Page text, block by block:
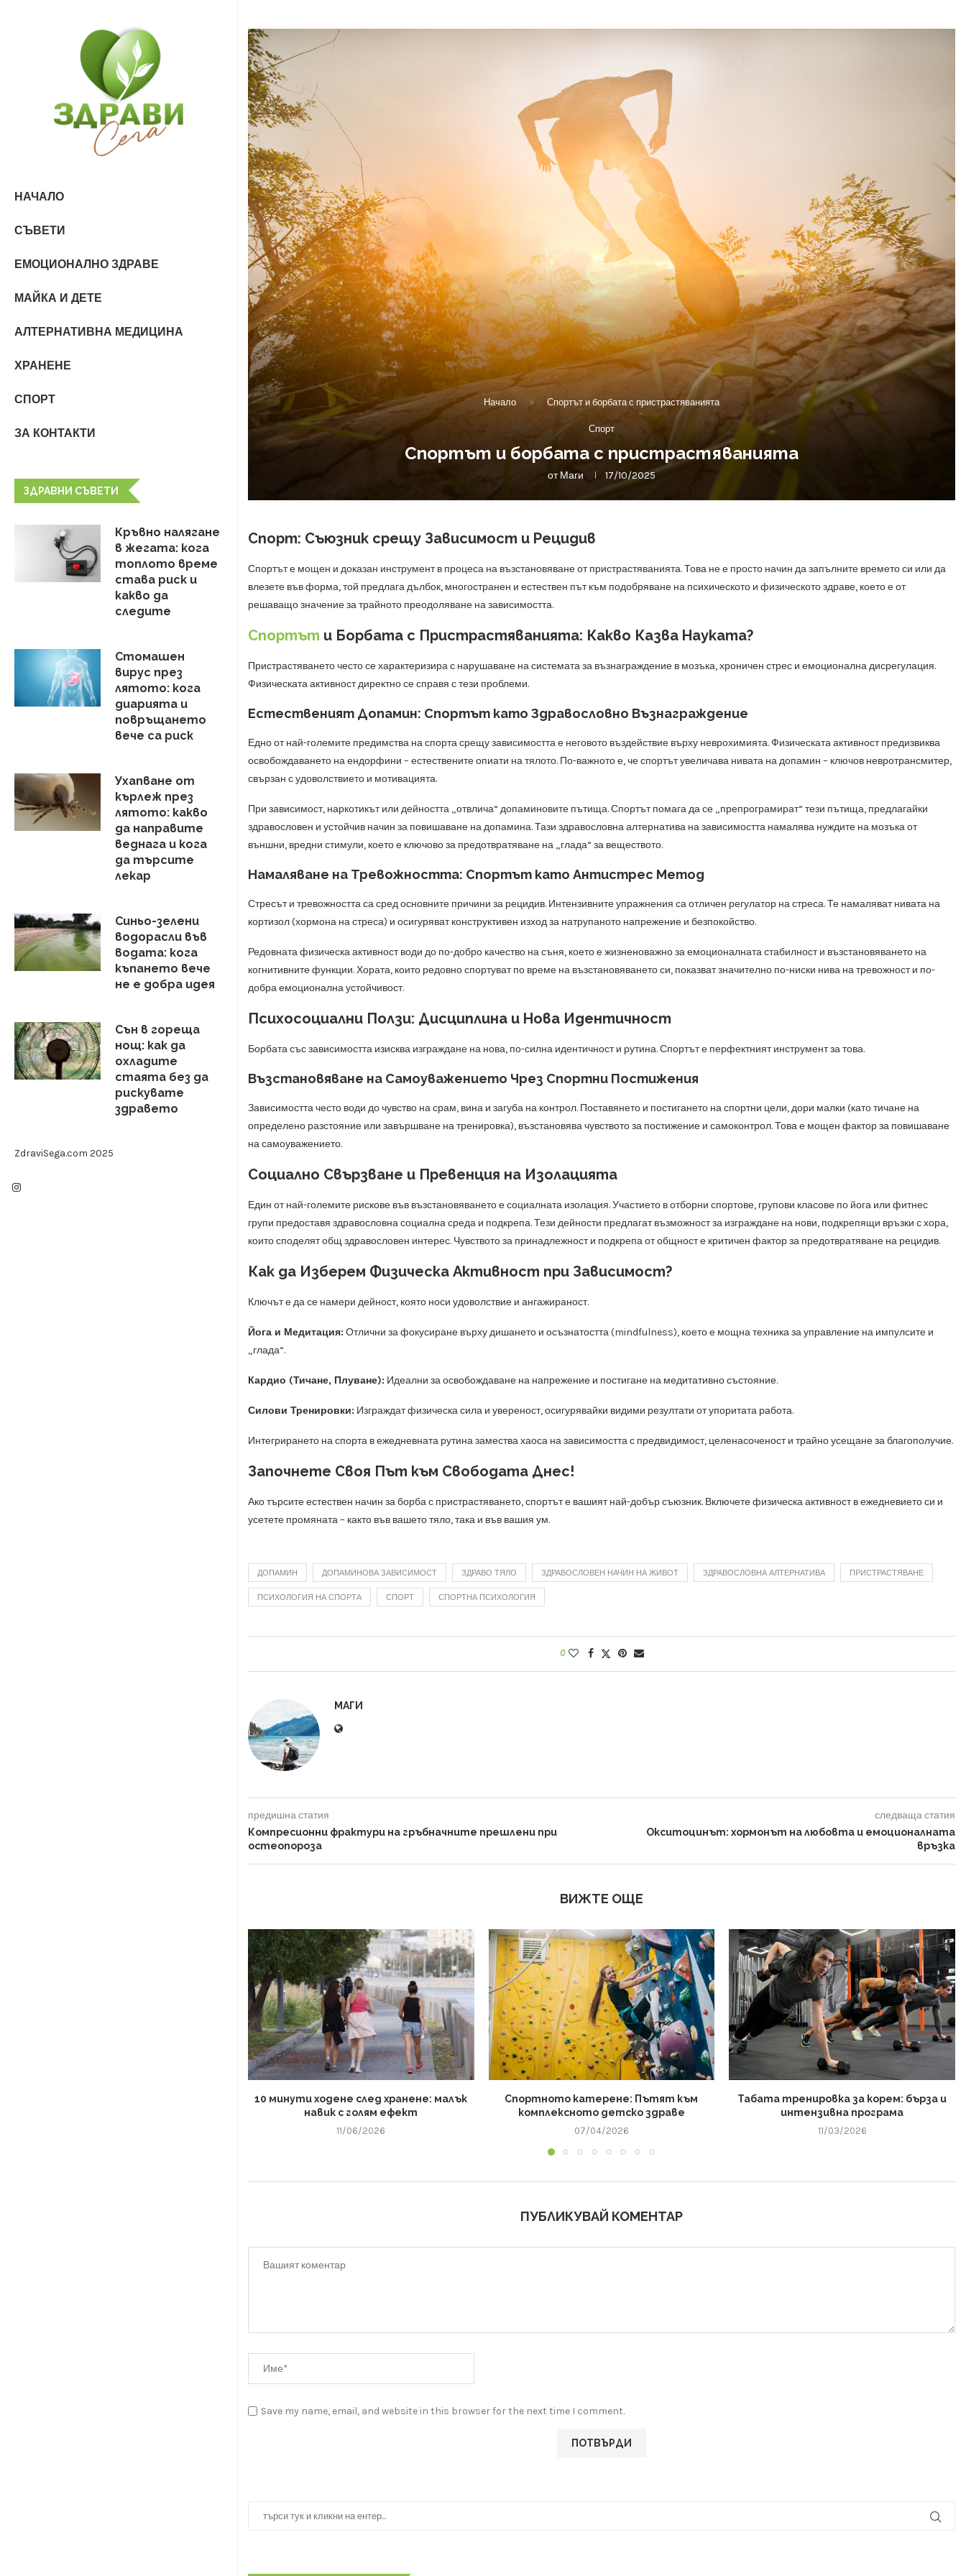
НАЧАЛО
СЪВЕТИ
ЕМОЦИОНАЛНО ЗДРАВЕ
МАЙКА И ДЕТЕ
АЛТЕРНАТИВНА МЕДИЦИНА
ХРАНЕНЕ
СПОРТ
ЗА КОНТАКТИ
ЗДРАВНИ СЪВЕТИ
Кръвно налягане
в жегата: кога
топлото време
става риск и
какво да
следите
Стомашен
вирус през
лятото: кога
диарията и
повръщането
вече са риск
Ухапване от
кърлеж през
лятото: какво
да направите
веднага и кога
да търсите
лекар
Синьо-зелени
водорасли във
водата: кога
къпането вече
не е добра идея
Сън в гореща
нощ: как да
охладите
стаята без да
рискувате
здравето
ZdraviSega.com 2025
Начало » Спортът и борбата с пристрастяванията
Спорт
Спортът и борбата с пристрастяванията
отМаги 17/10/2025
Спорт: Съюзник срещу Зависимост и Рецидив
Спортът е мощен и доказан инструмент в процеса на възстановяване от пристрастяванията. Това не е просто начин да запълните времето си или да
влезете във форма, той предлага дълбок, многостранен и естествен път към подобряване на психическото и физическото здраве, което е от
решаващо значение за трайното преодоляване на зависимостта.
Спортът и Борбата с Пристрастяванията: Какво Казва Науката?
Пристрастяването често се характеризира с нарушаване на системата за възнаграждение в мозъка, хроничен стрес и емоционална дисрегулация.
Физическата активност директно се справя с тези проблеми.
Естественият Допамин: Спортът като Здравословно Възнаграждение
Едно от най-големите предимства на спорта срещу зависимостта е неговото въздействие върху неврохимията. Физическата активност предизвиква
освобождаването на ендорфини – естествените опиати на тялото. По-важното е, че спортът увеличава нивата на допамин – ключов невротрансмитер,
свързан с удоволствието и мотивацията.
При зависимост, наркотикът или дейността „отвлича“ допаминовите пътища. Спортът помага да се „препрограмират“ тези пътища, предлагайки
здравословен и устойчив начин за повишаване на допамина. Тази здравословна алтернатива на зависимостта намалява нуждите на мозъка от
външни, вредни стимули, което е ключово за предотвратяване на „глада“ за веществото.
Намаляване на Тревожността: Спортът като Антистрес Метод
Стресът и тревожността са сред основните причини за рецидив. Интензивните упражнения са отличен регулатор на стреса. Те намаляват нивата на
кортизол (хормона на стреса) и осигуряват конструктивен изход за натрупаното напрежение и безпокойство.
Редовната физическа активност води до по-добро качество на съня, което е жизненоважно за емоционалната стабилност и възстановяването на
когнитивните функции. Хората, които редовно спортуват по време на възстановяването си, показват значително по-ниски нива на тревожност и по-
добра емоционална устойчивост.
Психосоциални Ползи: Дисциплина и Нова Идентичност
Борбата със зависимостта изисква изграждане на нова, по-силна идентичност и рутина. Спортът е перфектният инструмент за това.
Възстановяване на Самоуважението Чрез Спортни Постижения
Зависимостта често води до чувство на срам, вина и загуба на контрол. Поставянето и постигането на спортни цели, дори малки (като тичане на
определено разстояние или завършване на тренировка), възстановява чувството за постижение и самоконтрол. Това е мощен фактор за повишаване
на самоуважението.
Социално Свързване и Превенция на Изолацията
Един от най-големите рискове във възстановяването е социалната изолация. Участието в отборни спортове, групови класове по йога или фитнес
групи предоставя здравословна социална среда и подкрепа. Тези дейности предлагат възможност за изграждане на нови, подкрепящи връзки с хора,
които споделят общ здравословен интерес. Чувството за принадлежност и подкрепа от общност е критичен фактор за предотвратяване на рецидив.
Как да Изберем Физическа Активност при Зависимост?
Ключът е да се намери дейност, която носи удоволствие и ангажираност.
Йога и Медитация: Отлични за фокусиране върху дишането и осъзнатостта (mindfulness), което е мощна техника за управление на импулсите и
„глада“.
Кардио (Тичане, Плуване): Идеални за освобождаване на напрежение и постигане на медитативно състояние.
Силови Тренировки: Изграждат физическа сила и увереност, осигурявайки видими резултати от упоритата работа.
Интегрирането на спорта в ежедневната рутина замества хаоса на зависимостта с предвидимост, целенасоченост и трайно усещане за благополучие.
Започнете Своя Път към Свободата Днес!
Ако търсите естествен начин за борба с пристрастяването, спортът е вашият най-добър съюзник. Включете физическа активност в ежедневието си и
усетете промяната – както във вашето тяло, така и във вашия ум.
ДОПАМИН ДОПАМИНОВА ЗАВИСИМОСТ ЗДРАВО ТЯЛО ЗДРАВОСЛОВЕН НАЧИН НА ЖИВОТ ЗДРАВОСЛОВНА АЛТЕРНАТИВА ПРИСТРАСТЯВАНЕ
ПСИХОЛОГИЯ НА СПОРТА СПОРТ СПОРТНА ПСИХОЛОГИЯ
0
МАГИ
предишна статия
Компресионни фрактури на гръбначните прешлени при
остеопороза
следваща статия
Окситоцинът: хормонът на любовта и емоционалната
връзка
ВИЖТЕ ОЩЕ
10 минути ходене след хранене: малък
навик с голям ефект
11/06/2026
Спортното катерене: Пътят към
комплексното детско здраве
07/04/2026
Табата тренировка за корем: бърза и
интензивна програма
11/03/2026
ПУБЛИКУВАЙ КОМЕНТАР
Save my name, email, and website in this browser for the next time I comment.